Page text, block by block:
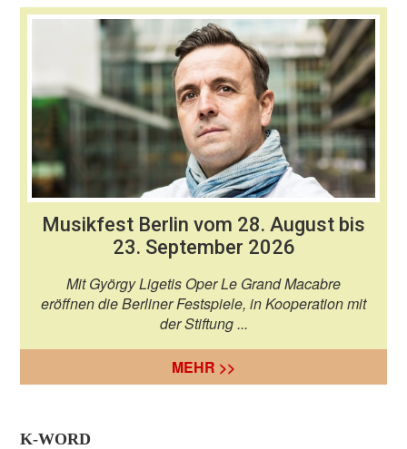
Musikfest Berlin vom 28. August bis
23. September 2026
Mit György Ligetis Oper Le Grand Macabre
eröffnen die Berliner Festspiele, in Kooperation mit
der Stiftung ...
MEHR >>
K-WORD